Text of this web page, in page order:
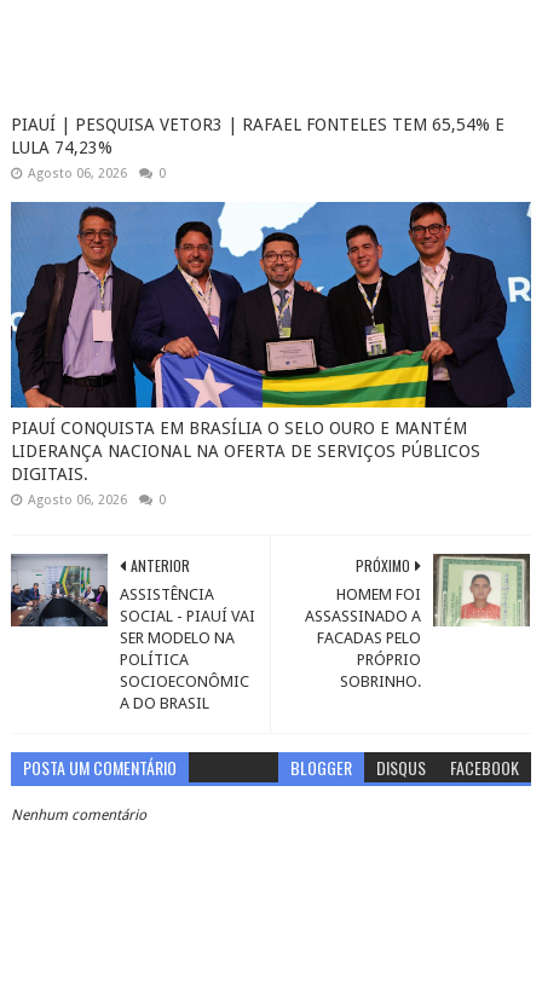
PIAUÍ | PESQUISA VETOR3 | RAFAEL FONTELES TEM 65,54% E
LULA 74,23%
Agosto 06, 2026 0
PIAUÍ CONQUISTA EM BRASÍLIA O SELO OURO E MANTÉM
LIDERANÇA NACIONAL NA OFERTA DE SERVIÇOS PÚBLICOS
DIGITAIS.
Agosto 06, 2026 0
PRÓXIMO
HOMEM FOI
ASSASSINADO A
FACADAS PELO
PRÓPRIO
SOBRINHO.
ANTERIOR
ASSISTÊNCIA
SOCIAL - PIAUÍ VAI
SER MODELO NA
POLÍTICA
SOCIOECONÔMIC
A DO BRASIL
POSTA UM COMENTÁRIO BLOGGER DISQUS FACEBOOK
Nenhum comentário